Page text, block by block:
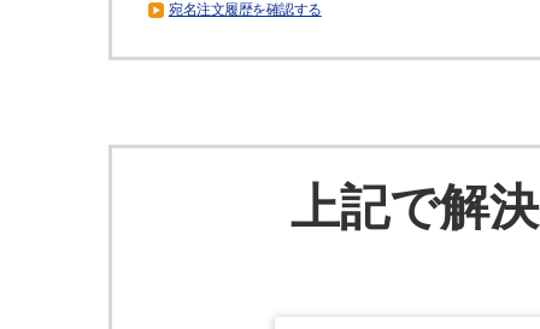
宛名注文履歴を確認する
上記で解